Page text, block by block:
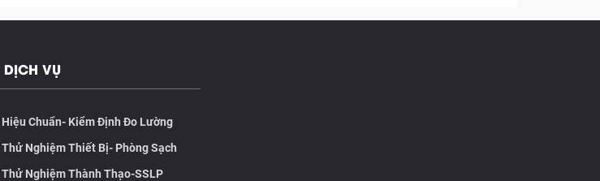
DỊCH VỤ
Hiệu Chuẩn- Kiểm Định Đo Lường
Thử Nghiệm Thiết Bị- Phòng Sạch
Thử Nghiệm Thành Thạo-SSLP